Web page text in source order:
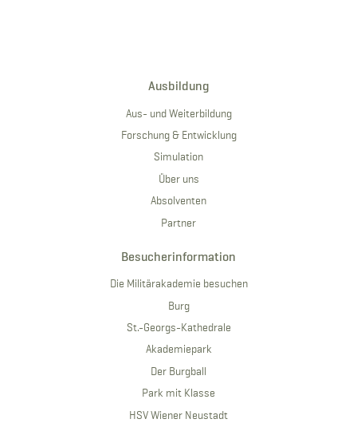
Ausbildung
Aus- und Weiterbildung
Forschung & Entwicklung
Simulation
Über uns
Absolventen
Partner
Besucherinformation
Die Militärakademie besuchen
Burg
St.-Georgs-Kathedrale
Akademiepark
Der Burgball
Park mit Klasse
HSV Wiener Neustadt